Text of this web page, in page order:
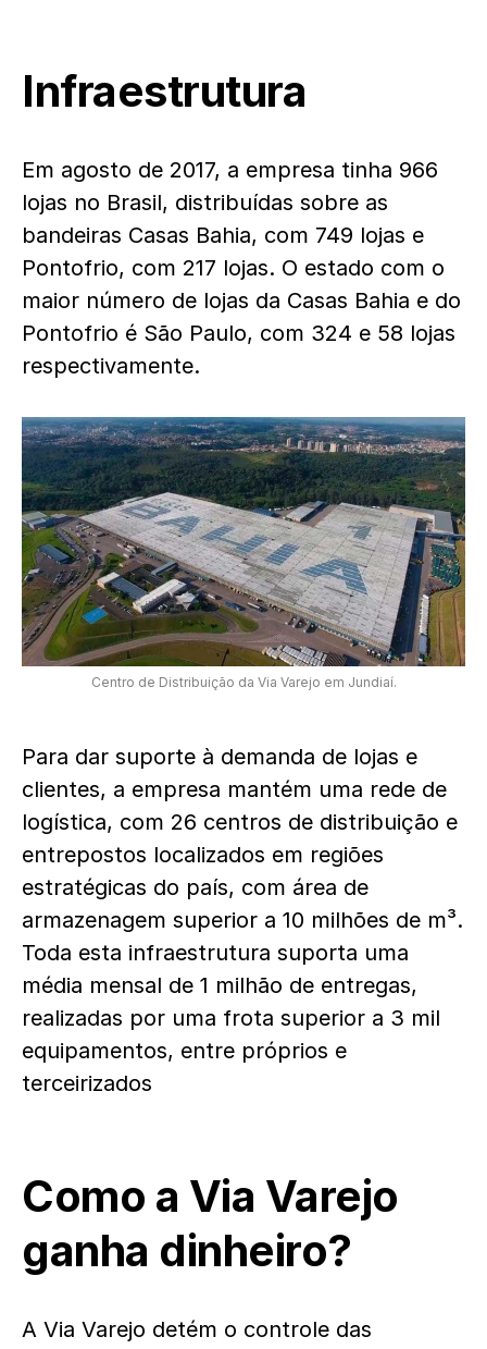
Infraestrutura
Em agosto de 2017, a empresa tinha 966
lojas no Brasil, distribuídas sobre as
bandeiras Casas Bahia, com 749 lojas e
Pontofrio, com 217 lojas. O estado com o
maior número de lojas da Casas Bahia e do
Pontofrio é São Paulo, com 324 e 58 lojas
respectivamente.
Centro de Distribuição da Via Varejo em Jundiaí.
Para dar suporte à demanda de lojas e
clientes, a empresa mantém uma rede de
logística, com 26 centros de distribuição e
entrepostos localizados em regiões
estratégicas do país, com área de
armazenagem superior a 10 milhões de m³.
Toda esta infraestrutura suporta uma
média mensal de 1 milhão de entregas,
realizadas por uma frota superior a 3 mil
equipamentos, entre próprios e
terceirizados
Como a Via Varejo
ganha dinheiro?
A Via Varejo detém o controle das